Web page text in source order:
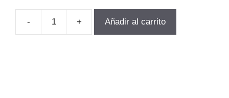
-
FRESA
+ Añadir al carrito